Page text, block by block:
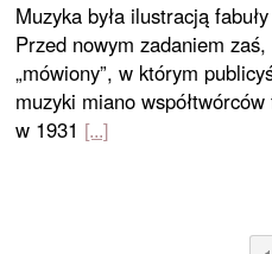
Muzyka była ilustracją
Przed nowym zadaniem
„mówiony”, w którym
muzyki miano
w 1931